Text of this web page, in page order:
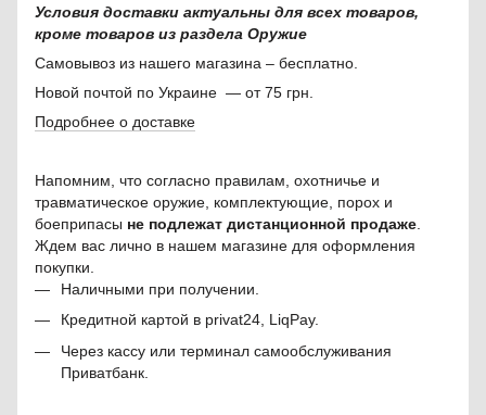
Условия доставки актуальны для всех товаров,
кроме товаров из раздела Оружие
Самовывоз из нашего магазина – бесплатно.
Новой почтой по Украине — от 75 грн.
Подробнее о доставке
Напомним, что согласно правилам, охотничье и
травматическое оружие, комплектующие, порох и
боеприпасы не подлежат дистанционной продаже
Ждем вас лично в нашем магазине для оформления
покупки.
Наличными при получении.
Кредитной картой в privat24, LiqPay.
Через кассу или терминал самообслуживания
Приватбанк.